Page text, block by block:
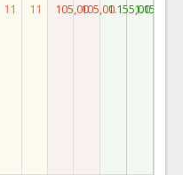
11 11 105,00105,001.155,001.155,00